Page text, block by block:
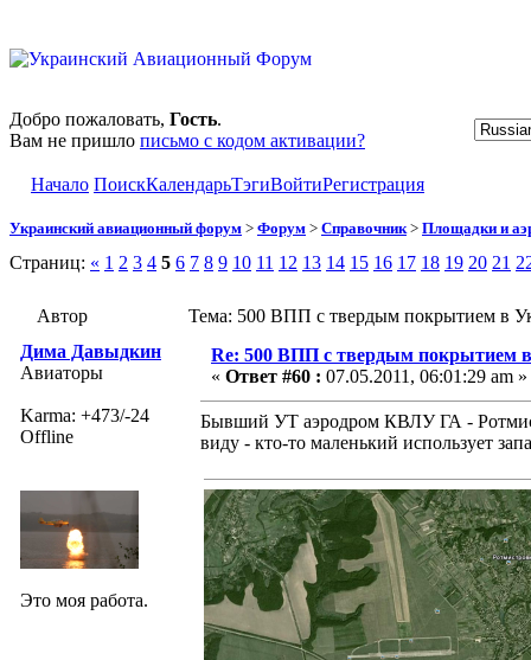
Добро пожаловать, Гость.
Вам не пришло письмо с кодом активации?
Начало ПоискКалендарьТэгиВойтиРегистрация
Украинский авиационный форум > Форум > Справочник > Площадки и
Страниц: « 1 2 3 4 5 6 7 8 9 10 11 12 13 14 15 16 17 18 19 20 21
Автор
Тема: 500 ВПП с твердым покрытием в
Дима Давыдкин
Авиаторы
Karma: +473/-24
Offline
Это моя работа.
Re: 500 ВПП с твердым покрытием
« Ответ #60 : 07.05.2011, 06:01:29 am »
Бывший УТ аэродром КВЛУ ГА -
виду - кто-то маленький использует